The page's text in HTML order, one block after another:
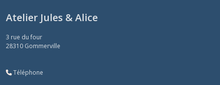
Atelier Jules & Alice
3 rue du four
28310 Gommerville
Téléphone